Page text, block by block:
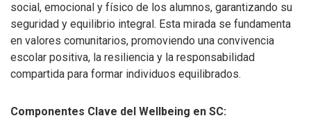
social, emocional y físico de los alumnos, garantizando su
seguridad y equilibrio integral. Esta mirada se fundamenta
en valores comunitarios, promoviendo una convivencia
escolar positiva, la resiliencia y la responsabilidad
compartida para formar individuos equilibrados.
Componentes Clave del Wellbeing en SC: